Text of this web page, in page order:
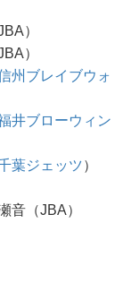
）
）
州ブレイブウォ
井ブローウィン
葉ジェッツ）
音（JBA）